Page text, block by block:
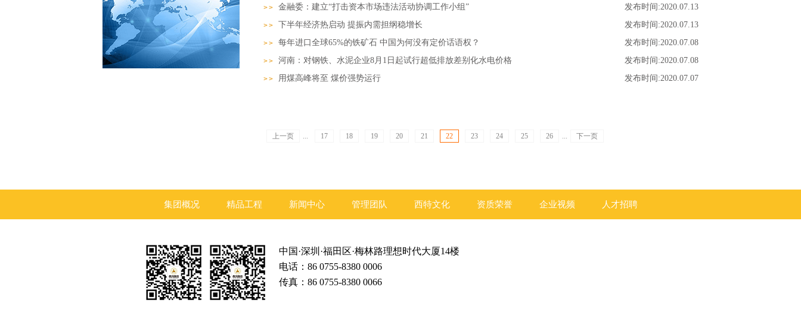
金融委：建立“打击资本市场违法活动协调工作小组”
发布时间:2020.07.13
下半年经济热启动 提振内需担纲稳增长
发布时间:2020.07.13
每年进口全球65%的铁矿石 中国为何没有定价话语权？
发布时间:2020.07.08
河南：对钢铁、水泥企业8月1日起试行超低排放差别化水电价格
发布时间:2020.07.08
用煤高峰将至 煤价强势运行
发布时间:2020.07.07
上一页 ... 17 18 19 20 21 22 23 24 25 26 ... 下一页
集团概况 精品工程 新闻中心 管理团队 西特文化 资质荣誉 企业视频 人才招聘
中国·深圳·福田区·梅林路理想时代大厦14楼
电话：86 0755-8380 0006
传真：86 0755-8380 0066